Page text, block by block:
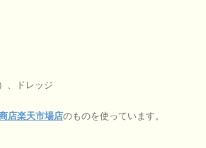
、ドレッジ
店楽天市場店のものを使っています。